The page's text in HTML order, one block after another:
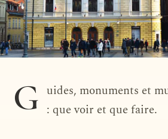
Slovénie
G uides, monuments et
: que voir et que faire.